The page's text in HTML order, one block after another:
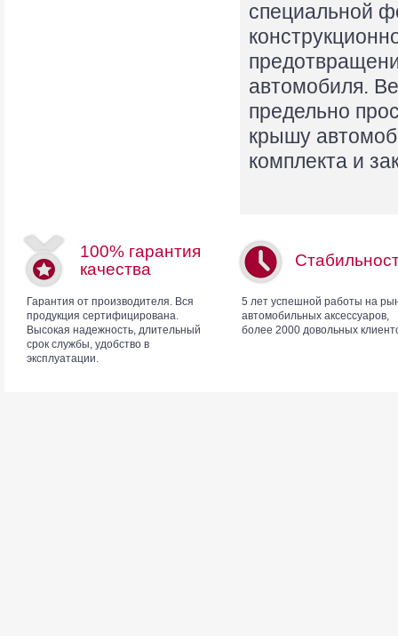
специальной
автомобиля.
предельно
крышу
комплекта и
100% гарантия
качества
Гарантия от производителя. Вся
продукция сертифицирована.
Высокая надежность, длительный
срок службы, удобство в
эксплуатации.
5 лет успешной работы на
автомобильных аксессуаров,
более 2000 довольных